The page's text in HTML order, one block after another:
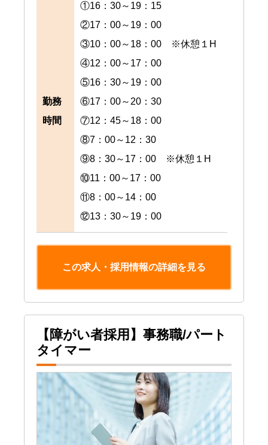
勤務
時間
①16：30～19：15
②17：00～19：00
③10：00～18：00 ※休憩１H
④12：00～17：00
⑤16：30～19：00
⑥17：00～20：30
⑦12：45～18：00
⑧7：00～12：30
⑨8：30～17：00 ※休憩１H
⑩11：00～17：00
⑪8：00～14：00
⑫13：30～19：00
この求人・採用情報の詳細を見る
【障がい者採用】事務職/パート
タイマー